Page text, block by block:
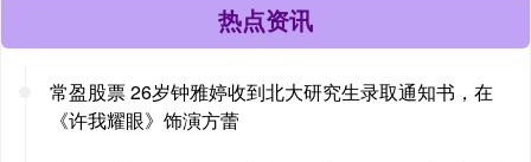
热点资讯
常盈股票 26岁钟雅婷收到北大研究生录取通知书，在
《许我耀眼》饰演方蕾